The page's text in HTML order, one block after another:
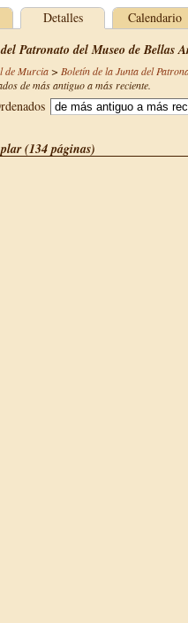
Detalles Calendario
Patronato del Museo de Bellas
de Murcia> Boletín de la Junta del
de más antiguo a más reciente.
(134 páginas)